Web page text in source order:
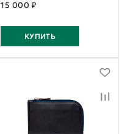
15 000 ₽
КУПИТЬ